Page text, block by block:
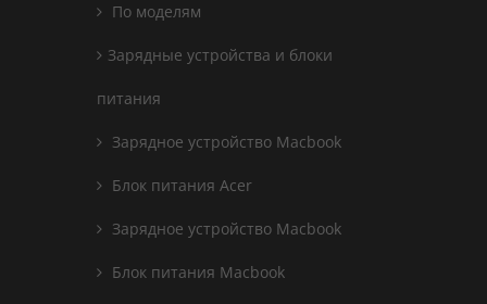
По моделям
Зарядные устройства и блоки
питания
Зарядное устройство Macbook
Блок питания Acer
Зарядное устройство Macbook
Блок питания Macbook